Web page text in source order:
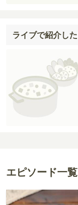
ライブで紹介し
エピソード一覧